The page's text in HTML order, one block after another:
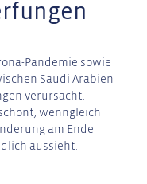
Pandemie sowie
Saudi Arabien
verursacht.
wenngleich
am Ende
aussieht.